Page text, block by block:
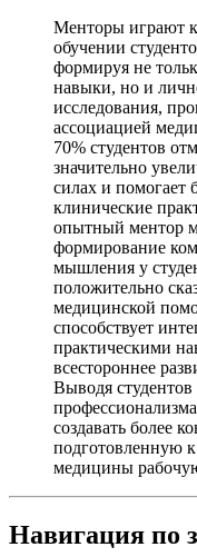
Менторы играют
обучении
формируя не
навыки, но и
исследования,
ассоциацией
70% студентов
значительно
силах и помогает
клинические
опытный ментор
формирование
мышления у
положительно
медицинской
способствует
практическими
всестороннее
Выводя
создавать более
подготовленную
медицины
Навигация по